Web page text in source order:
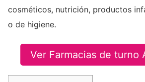
cosméticos, nutrición, productos
o de higiene.
Ver Farmacias de turno